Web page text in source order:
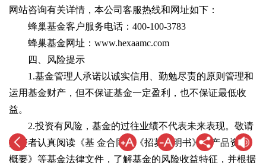
网站咨询有关详情，本公司客服热线和网址如下：
蜂巢基金客户服务电话：400-100-3783
蜂巢基金网址：www.hexaamc.com
四、风险提示
1.基金管理人承诺以诚实信用、勤勉尽责的原则管理和
运用基金财产，但不保证基金一定盈利，也不保证最低收
益。
2.投资有风险，基金的过往业绩不代表未来表现。敬请
投资者认真阅读《基 金合同》《招募说明书》《产品资料
概要》等基金法律文件，了解基金的风险收益特征，并根据